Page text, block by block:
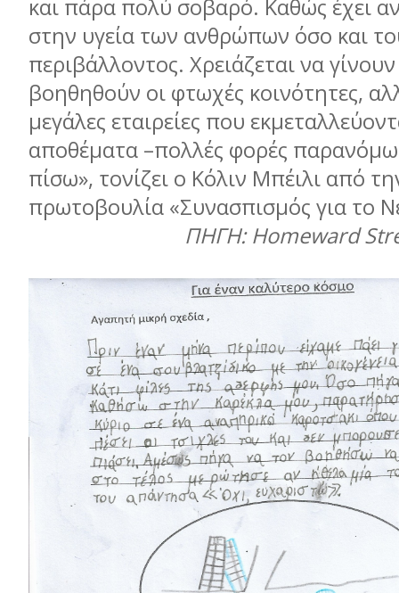
και πάρα πολύ σοβαρό. Καθώς έχει
στην υγεία των ανθρώπων όσο και
περιβάλλοντος. Χρειάζεται να
βοηθηθούν οι φτωχές κοινότητες,
µεγάλες εταιρείες που
αποθέµατα –πολλές φορές
πίσω», τονίζει ο Κόλιν Μπέιλι από
πρωτοβουλία «Συνασπισµός για το
ΠΗΓΗ: Homeward